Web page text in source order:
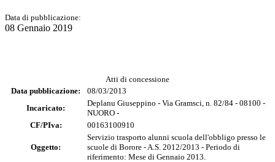
Data di pubblicazione:
08 Gennaio 2019
Atti di concessione
Data pubblicazione:
08/03/2013
Incaricato:
Deplanu Giuseppino - Via Gramsci, n. 82/84 - 08100 -
NUORO -
CF/PIva:
00163100910
Oggetto:
Servizio trasporto alunni scuola dell'obbligo presso le
scuole di Borore - A.S. 2012/2013 - Periodo di
riferimento: Mese di Gennaio 2013.